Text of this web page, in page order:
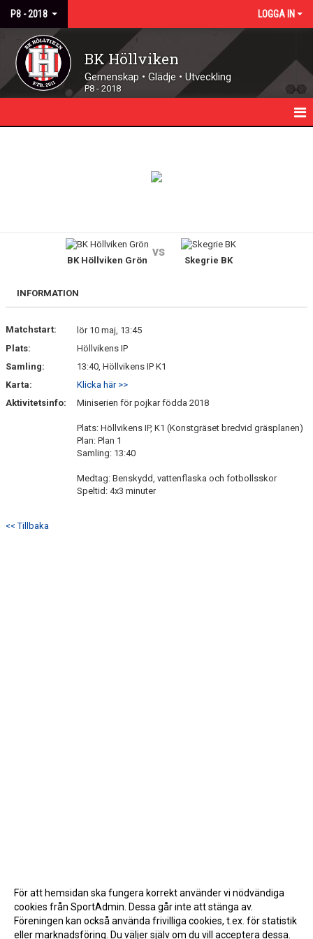
P8 - 2018 LOGGA IN
BK Höllviken
Gemenskap • Glädje • Utveckling
P8 - 2018
DOKUMENT
KONTAKT
BK Höllviken Grön
vs
Skegrie BK
INFORMATION
Matchstart:
lör 10 maj, 13:45
Plats:
Höllvikens IP
Samling:
13:40, Höllvikens IP K1
Karta:
Klicka här >>
Aktivitetsinfo:
Miniserien för pojkar födda 2018
Plats: Höllvikens IP, K1 (Konstgräset bredvid gräsplanen)
Plan: Plan 1
Samling: 13:40
Medtag: Benskydd, vattenflaska och fotbollsskor
Speltid: 4x3 minuter
<< Tillbaka
För att hemsidan ska fungera korrekt använder vi nödvändiga
cookies från SportAdmin. Dessa går inte att stänga av.
Föreningen kan också använda frivilliga cookies, t.ex. för statistik
eller marknadsföring. Du väljer själv om du vill acceptera dessa.